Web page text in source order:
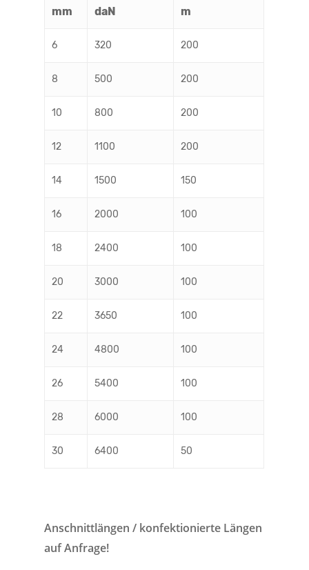
mm
daN
m
6 320 200
8 500 200
10 800 200
12 1100 200
14 1500 150
16 2000 100
18 2400 100
20 3000 100
22 3650 100
24 4800 100
26 5400 100
28 6000 100
30 6400 50
Anschnittlängen / konfektionierte Längen
auf Anfrage!